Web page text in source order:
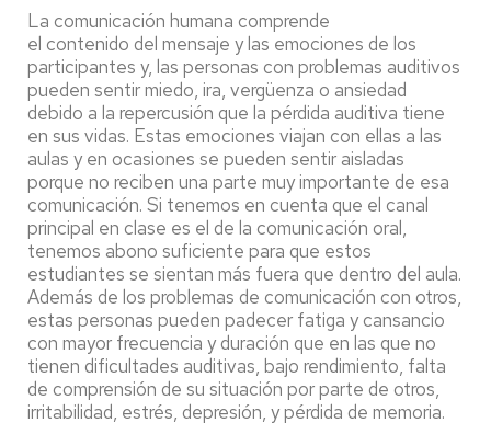
La comunicación humana comprende
el contenido del mensaje y las emociones de los
participantes y, las personas con problemas auditivos
pueden sentir miedo, ira, vergüenza o ansiedad
debido a la repercusión que la pérdida auditiva tiene
en sus vidas. Estas emociones viajan con ellas a las
aulas y en ocasiones se pueden sentir aisladas
porque no reciben una parte muy importante de esa
comunicación. Si tenemos en cuenta que el canal
principal en clase es el de la comunicación oral,
tenemos abono suficiente para que estos
estudiantes se sientan más fuera que dentro del aula.
Además de los problemas de comunicación con otros,
estas personas pueden padecer fatiga y cansancio
con mayor frecuencia y duración que en las que no
tienen dificultades auditivas, bajo rendimiento, falta
de comprensión de su situación por parte de otros,
irritabilidad, estrés, depresión, y pérdida de memoria.